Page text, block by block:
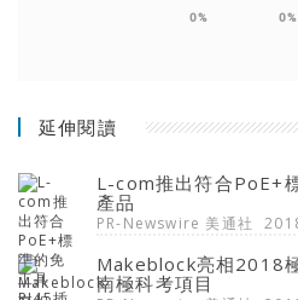
0% 0%
延伸閱讀
L-com推出符合PoE+
產品
PR-Newswire 美通社
Makeblock亮相2018
南極科考項目